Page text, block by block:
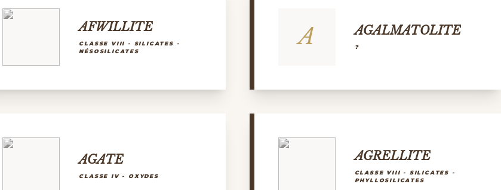
AFWILLITE
CLASSE VIII - SILICATES -
NÉSOSILICATES
A AGALMATOLITE
?
AGATE
CLASSE IV - OXYDES
AGRELLITE
CLASSE VIII - SILICATES -
PHYLLOSILICATES